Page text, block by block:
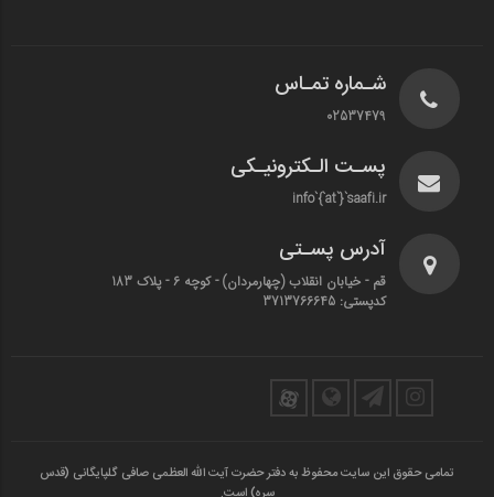
شـماره تمـاس
02537479
پسـت الـکترونیـکی
info`{`at`}`saafi.ir
آدرس پسـتی
قم - خیابان انقلاب (چهارمردان)‌ - کوچه 6 - پلاک 183
کدپستی: 3713766645
تمامی حقوق این سایت محفوظ به دفتر حضرت آیت الله العظمی صافی گلپایگانی (قدس